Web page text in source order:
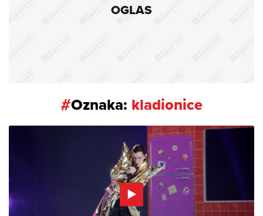
OGLAS
#Oznaka: kladionice